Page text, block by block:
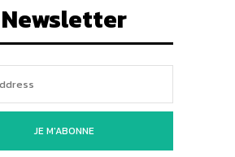
Newsletter
JE M'ABONNE